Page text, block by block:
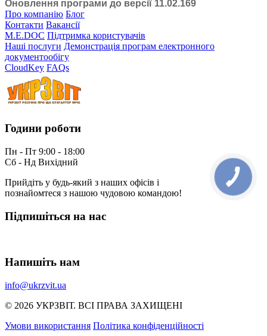
Оновлення програми до версії 11.02.169
Про компанію Блог
Контакти Вакансії
M.E.DOC Підтримка користувачів
Наші послуги Демонстрація програм електронного
документообігу
CloudKey FAQs
Години роботи
Пн - Пт 9:00 - 18:00
Сб - Нд Вихідний
Прийдіть у будь-який з наших офісів і
познайомтеся з нашою чудовою командою!
Підпишіться на нас
Напишіть нам
info@ukrzvit.ua
© 2026 УКРЗВIТ. ВСI ПРАВА ЗАХИЩЕНI
Умови використання Політика конфіденційності